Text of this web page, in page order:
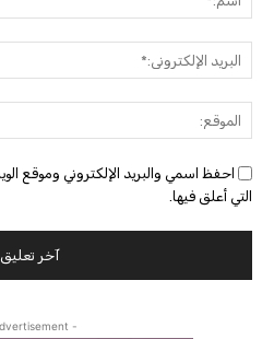
احفظ اسمي والبريد الإلكتروني وموقع
التي أعلق فيها.
- Advertisement -